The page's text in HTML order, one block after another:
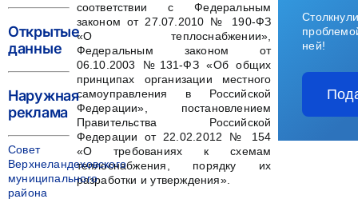
соответствии с Федеральным
законом от 27.07.2010 № 190-ФЗ
«О теплоснабжении»,
Федеральным законом от
06.10.2003 №131-ФЗ «Об общих
принципах организации местного
самоуправления в Российской
Федерации», постановлением
Правительства Российской
Федерации от 22.02.2012 № 154
«О требованиях к схемам
теплоснабжения, порядку их
разработки и утверждения».
Открытые
данные
Наружная
реклама
Совет
Верхнеландеховского
муниципального
района
ней!